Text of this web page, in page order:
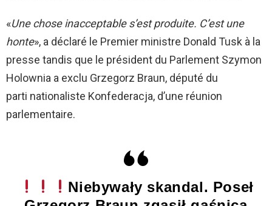
«Une chose inacceptable s’est produite. C’est une
honte», a déclaré le Premier ministre Donald Tusk à la
presse tandis que le président du Parlement Szymon
Holownia a exclu Grzegorz Braun, député du
parti nationaliste Konfederacja, d’une réunion
parlementaire.
Niebywały skandal. Poseł